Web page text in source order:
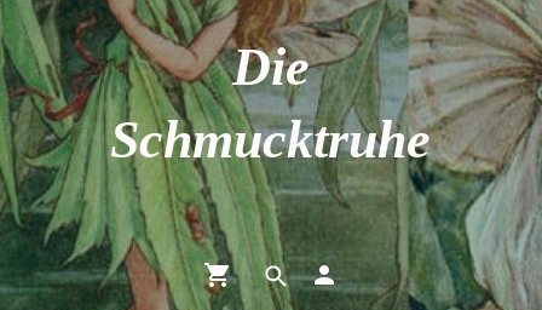
Die
Schmucktruhe